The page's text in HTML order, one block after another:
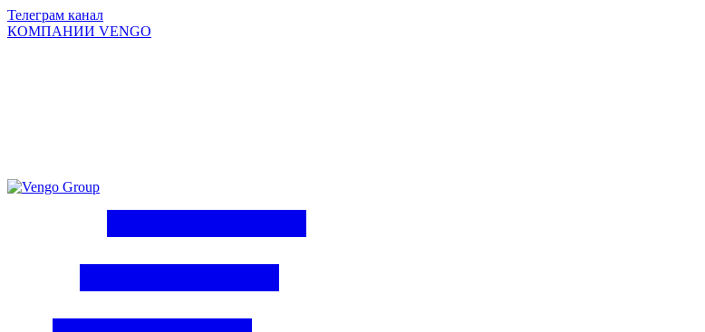
Телеграм канал
КОМПАНИИ VENGO
Group